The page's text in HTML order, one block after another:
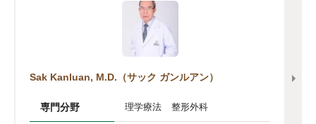
Sak Kanluan, M.D.（サック ガンルアン）
専門分野 理学療法 整形外科